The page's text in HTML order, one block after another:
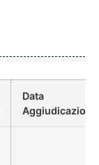
Data
Aggiudicazione